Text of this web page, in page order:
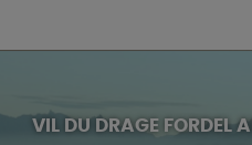
VIL DU DRAGE FORDEL